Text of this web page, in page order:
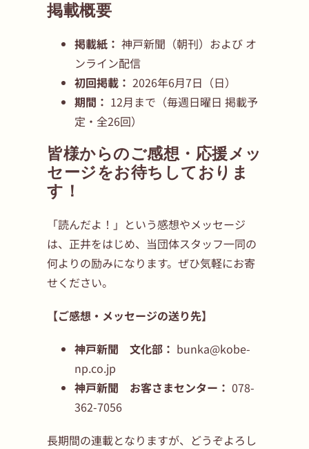
掲載概要
掲載紙： 神戸新聞（朝刊）および オ
ンライン配信
初回掲載： 2026年6月7日（日）
期間： 12月まで（毎週日曜日 掲載予
定・全26回）
皆様からのご感想・応援メッ
セージをお待ちしておりま
す！
「読んだよ！」という感想やメッセージ
は、正井をはじめ、当団体スタッフ一同の
何よりの励みになります。ぜひ気軽にお寄
せください。
【ご感想・メッセージの送り先】
神戸新聞 文化部： bunka@kobe-
np.co.jp
神戸新聞 お客さまセンター： 078-
362-7056
長期間の連載となりますが、どうぞよろし